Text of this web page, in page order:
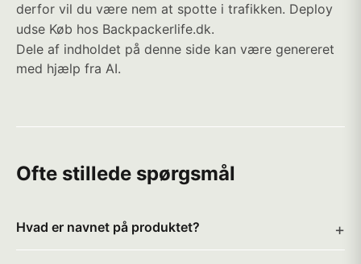
derfor vil du være nem at spotte i trafikken. Deploy
udse Køb hos Backpackerlife.dk.
Dele af indholdet på denne side kan være genereret
med hjælp fra AI.
Ofte stillede spørgsmål
Hvad er navnet på produktet?